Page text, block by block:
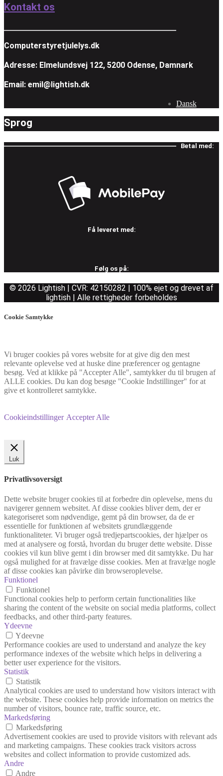
Kontakt os
Computerstyretjulelys.dk
Adresse: Elmelundsvej 122, 5200 Odense, Damnark
Email: emil@lightish.dk
Sprog
Dansk
Betal med:
Få leveret med:
Følg os på:
© 2026 Lightish | CVR: 42150282 | 100% ejet og drevet af
lightish | Alle rettigheder forbeholdes
Cookie Samtykke
Vi bruger cookies på vores website for at give dig den mest
relevante oplevelse ved at huske dine præferencer og gentagne
besøg. Ved at klikke på "Accepter Alle", samtykker du til brugen af
ALLE cookies. Du kan dog besøge "Cookie Indstillinger" for at
give et kontrolleret samtykke.
Cookieindstillinger Accepter Alle
Luk
Privatlivsoversigt
Dette website bruger cookies til at forbedre din oplevelse, mens du
navigerer gennem websitet. Af disse cookies bliver dem, der er
kategoriseret som nødvendige, gemt på din browser, da de er
essentielle for funktionen af websitets grundlæggende
funktionaliteter. Vi bruger også tredjepartscookies, der hjælper os
med at analysere og forstå, hvordan du bruger dette website. Disse
cookies vil kun blive gemt i din browser med dit samtykke. Du har
også mulighed for at fravælge disse cookies. Men at fravælge nogle
af disse cookies kan påvirke din browseroplevelse.
Funktionel
Funktionel
Functional cookies help to perform certain functionalities like
sharing the content of the website on social media platforms, collect
feedbacks, and other third-party features.
Ydeevne
Ydeevne
Performance cookies are used to understand and analyze the key
performance indexes of the website which helps in delivering a
better user experience for the visitors.
Statistik
Statistik
Analytical cookies are used to understand how visitors interact with
the website. These cookies help provide information on metrics the
number of visitors, bounce rate, traffic source, etc.
Markedsføring
Markedsføring
Advertisement cookies are used to provide visitors with relevant ads
and marketing campaigns. These cookies track visitors across
websites and collect information to provide customized ads.
Andre
Andre